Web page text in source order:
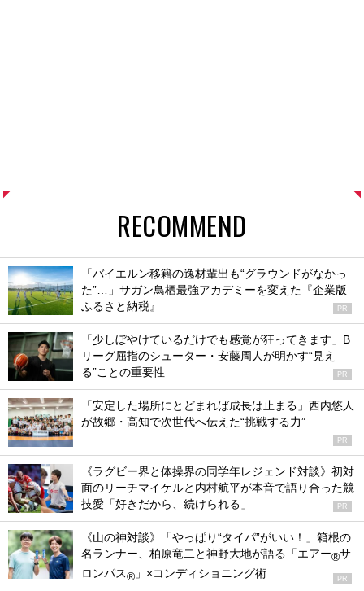
RECOMMEND
「バイエルン移籍の逸材輩出も“グラウンドがなかっ
た”…」サガン鳥栖最強アカデミーを変えた『企業版
ふるさと納税』
PR
「少しぼやけているだけでも感覚が狂ってきます」B
リーグ屈指のシューター・安藤周人が明かす“見え
る”ことの重要性
PR
「安定した場所にとどまれば成長は止まる」西内悠人
が故郷・高知で次世代へ伝えた“挑戦する力”
PR
《ラグビー界と体操界の同学年レジェンド対談》初対
面のリーチマイケルと内村航平が本音で語り合った競
技愛「好きだから、続けられる」
PR
《山の神対談》「やっぱり“タイパ”がいい！」箱根の
名ランナー、柏原竜二と神野大地が語る「エアー®サ
ロンパス® 」×コンディショニング術 PR